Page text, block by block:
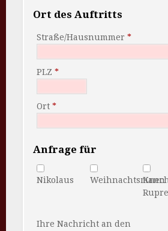
Ort des Auftritts
Straße/Hausnummer
PLZ
Ort
Anfrage für
Nikolaus Weihnachtsmann
Ihre Nachricht an den